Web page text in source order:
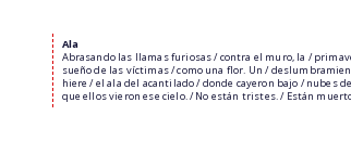
Ala
Abrasando las llamas furiosas / contra el muro, la /
sueño de las víctimas / como una flor. Un /
hiere / el ala del acantilado / donde cayeron bajo / nubes
que ellos vieron ese cielo. / No están tristes. / Están